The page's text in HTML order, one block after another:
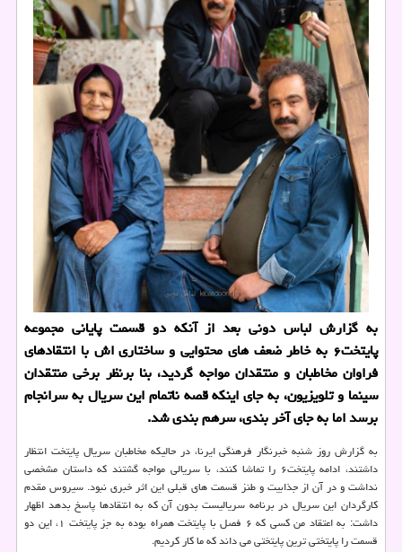
به گزارش لباس دونی بعد از آنکه دو قسمت پایانی مجموعه
پایتخت۶ به خاطر ضعف های محتوایی و ساختاری اش با انتقادهای
فراوان مخاطبان و منتقدان مواجه گردید، بنا برنظر برخی منتقدان
سینما و تلویزیون، به جای اینکه قصه ناتمام این سریال به سرانجام
برسد اما به جای آخر بندی، سرهم بندی شد.
به گزارش روز شنبه خبرنگار فرهنگی ایرنا، در حالیکه مخاطبان سریال پایتخت انتظار
داشتند، ادامه پایتخت۶ را تماشا کنند، با سریالی مواجه گشتند که داستان مشخصی
نداشت و در آن از جذابیت و طنز قسمت های قبلی این اثر خبری نبود. سیروس مقدم
کارگردان این سریال در برنامه سریالیست بدون آن که به انتقادها پاسخ بدهد اظهار
داشت: به اعتقاد من کسی که ۶ فصل با پایتخت همراه بوده به جز پایتخت ۱، این دو
قسمت را پایتختی ترین پایتختی می داند که ما کار کردیم.